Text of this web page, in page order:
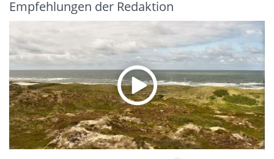
Empfehlungen der Redaktion